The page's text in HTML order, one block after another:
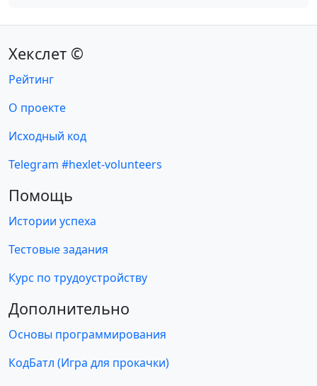
Хекслет ©
Рейтинг
О проекте
Исходный код
Telegram #hexlet-volunteers
Помощь
Истории успеха
Тестовые задания
Курс по трудоустройству
Дополнительно
Основы программирования
КодБатл (Игра для прокачки)